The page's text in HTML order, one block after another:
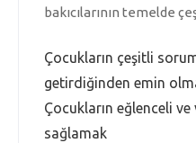
bakıcılarının temelde
Çocukların çeşitli
getirdiğinden emin
Çocukların eğlenceli
sağlamak